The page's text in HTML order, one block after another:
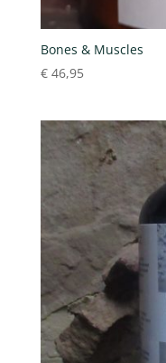
Bones & Muscles
€46,95